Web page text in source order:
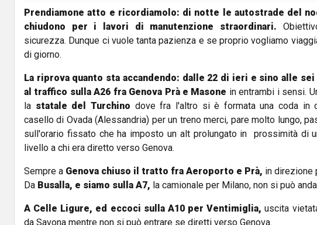
Prendiamone atto e ricordiamolo: di notte le autostrade del
chiudono per i lavori di manutenzione straordinari.
sicurezza. Dunque ci vuole tanta pazienza e se proprio vogliamo
di giorno.
La riprova quanto sta accandendo: dalle 22 di ieri e sino alle
al traffico sulla A26 fra Genova Prà e Masone in entrambi i sensi.
la statale del Turchino dove fra l'altro si è formata una coda in
casello di Ovada (Alessandria) per un treno merci, pare molto lungo,
sull'orario fissato che ha imposto un alt prolungato in prossimità di
livello a chi era diretto verso Genova.
Sempre a Genova chiuso il tratto fra Aeroporto e Prà, in direzione
Da Busalla, e siamo sulla A7, la camionale per Milano, non si può
A Celle Ligure, ed eccoci sulla A10 per Ventimiglia, uscita
da Savona mentre non si può entrare se diretti verso Genova.